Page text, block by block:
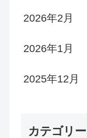
2026年2月
2026年1月
2025年12月
カテゴリー